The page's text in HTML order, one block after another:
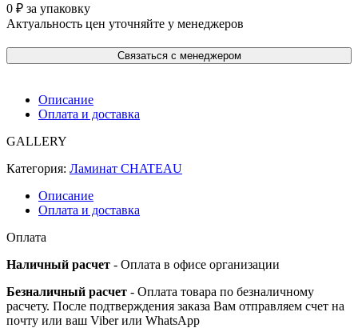
0 ₽ за упаковку
Актуальность цен уточняйте у менеджеров
Связаться с менеджером
Описание
Оплата и доставка
GALLERY
Категория: Ламинат CHATEAU
Описание
Оплата и доставка
Оплата
Наличный расчет - Оплата в офисе организации
Безналичный расчет - Оплата товара по безналичному
расчету. После подтверждения заказа Вам отправляем счет на
почту или ваш Viber или WhatsApp